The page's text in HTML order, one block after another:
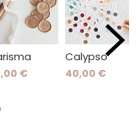
€
Calypso
40,00 €